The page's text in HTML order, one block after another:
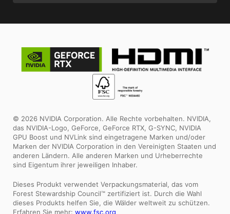
© 2026 NVIDIA Corporation. Alle Rechte vorbehalten. NVIDIA,
das NVIDIA-Logo, GeForce, GeForce RTX, G-SYNC, NVIDIA
GPU Boost und NVLink sind eingetragene Marken und/oder
Marken der NVIDIA Corporation in den Vereinigten Staaten und
anderen Ländern. Alle anderen Marken und Urheberrechte
sind Eigentum ihrer jeweiligen Inhaber.
Dieses Produkt verwendet Verpackungsmaterial, das vom
Forest Stewardship Council™ zertifiziert ist. Durch die Wahl
dieses Produkts helfen Sie, die Wälder weltweit zu schützen.
Erfahren Sie mehr: www.fsc.org